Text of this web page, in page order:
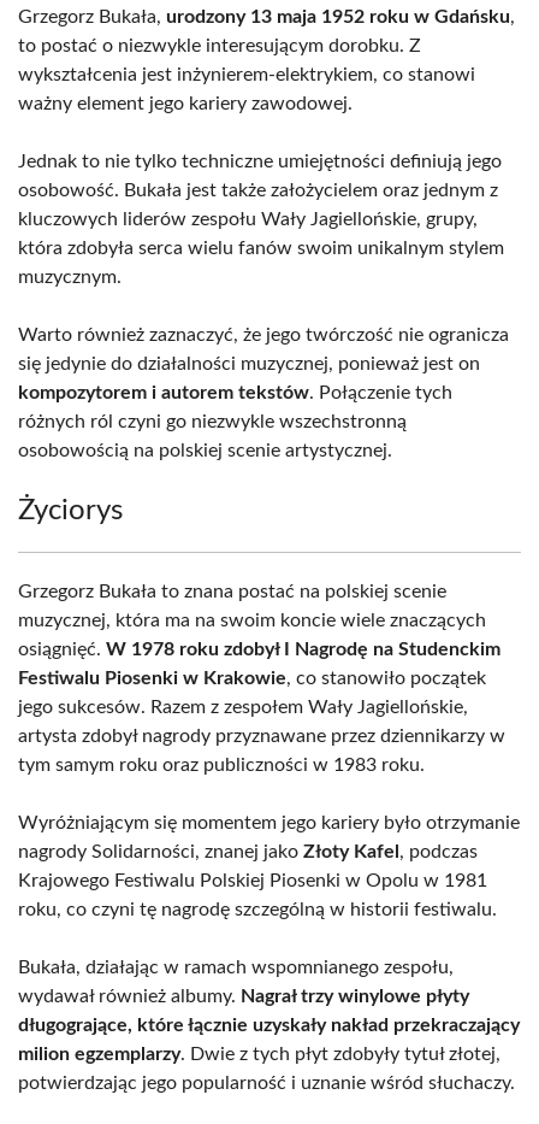
Grzegorz Bukała, urodzony 13 maja 1952 roku w Gdańsku,
to postać o niezwykle interesującym dorobku. Z
wykształcenia jest inżynierem-elektrykiem, co stanowi
ważny element jego kariery zawodowej.
Jednak to nie tylko techniczne umiejętności definiują jego
osobowość. Bukała jest także założycielem oraz jednym z
kluczowych liderów zespołu Wały Jagiellońskie, grupy,
która zdobyła serca wielu fanów swoim unikalnym stylem
muzycznym.
Warto również zaznaczyć, że jego twórczość nie ogranicza
się jedynie do działalności muzycznej, ponieważ jest on
kompozytorem i autorem tekstów. Połączenie tych
różnych ról czyni go niezwykle wszechstronną
osobowością na polskiej scenie artystycznej.
Życiorys
Grzegorz Bukała to znana postać na polskiej scenie
muzycznej, która ma na swoim koncie wiele znaczących
osiągnięć. W 1978 roku zdobył I Nagrodę na Studenckim
Festiwalu Piosenki w Krakowie, co stanowiło początek
jego sukcesów. Razem z zespołem Wały Jagiellońskie,
artysta zdobył nagrody przyznawane przez dziennikarzy w
tym samym roku oraz publiczności w 1983 roku.
Wyróżniającym się momentem jego kariery było otrzymanie
nagrody Solidarności, znanej jako Złoty Kafel , podczas
Krajowego Festiwalu Polskiej Piosenki w Opolu w 1981
roku, co czyni tę nagrodę szczególną w historii festiwalu.
Bukała, działając w ramach wspomnianego zespołu,
wydawał również albumy. Nagrał trzy winylowe płyty
długogrające, które łącznie uzyskały nakład przekraczający
milion egzemplarzy. Dwie z tych płyt zdobyły tytuł złotej,
potwierdzając jego popularność i uznanie wśród słuchaczy.